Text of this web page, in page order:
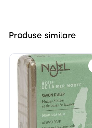
Produse similare